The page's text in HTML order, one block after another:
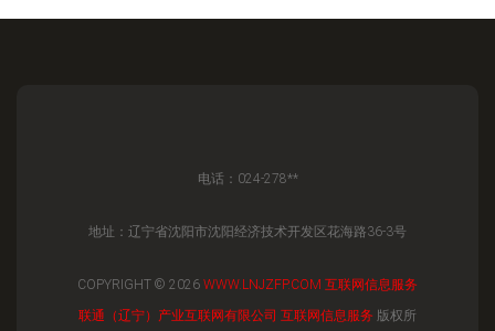
电话：024-278**
地址：辽宁省沈阳市沈阳经济技术开发区花海路36-3号
COPYRIGHT © 2026 WWW.LNJZFP.COM 互联网信息服务
联通（辽宁）产业互联网有限公司 互联网信息服务 版权所